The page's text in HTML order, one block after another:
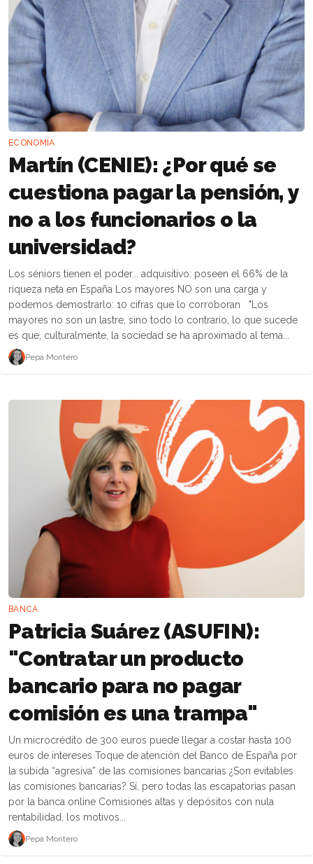
ECONOMÍA
Martín (CENIE): ¿Por qué se
cuestiona pagar la pensión, y
no a los funcionarios o la
universidad?
Los séniors tienen el poder... adquisitivo: poseen el 66% de la
riqueza neta en España Los mayores NO son una carga y
podemos demostrarlo: 10 cifras que lo corroboran "Los
mayores no son un lastre, sino todo lo contrario, lo que sucede
es que, culturalmente, la sociedad se ha aproximado al tema...
Pepa Montero
BANCA
Patricia Suárez (ASUFIN):
"Contratar un producto
bancario para no pagar
comisión es una trampa"
Un microcrédito de 300 euros puede llegar a costar hasta 100
euros de intereses Toque de atención del Banco de España por
la subida “agresiva” de las comisiones bancarias ¿Son evitables
las comisiones bancarias? Sí, pero todas las escapatorias pasan
por la banca online Comisiones altas y depósitos con nula
rentabilidad, los motivos...
Pepa Montero